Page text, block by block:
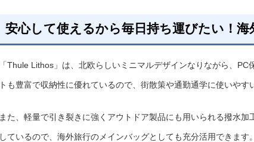
安心して使えるから毎日持ち運びたい！海
「Thule Lithos」は、北欧らしいミニマルデザインなりながら、
トも豊富で収納性に優れているので、街散策や通勤通学に使いやす
また、軽量で引き裂きに強くアウトドア製品にも⽤いられる撥⽔
しているので、海外旅行のメインバッグとしても充分活用できます。